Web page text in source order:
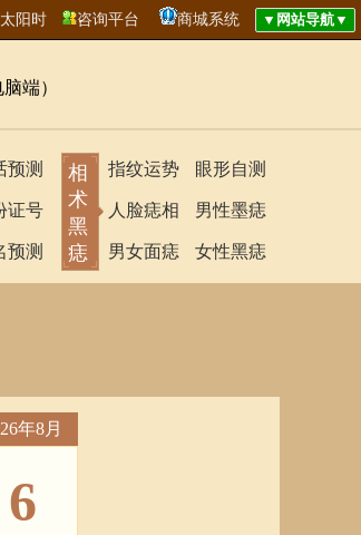
阳时 咨询平台 商城系统
端）
预测
证号
预测
相
术
黑
痣
指纹运势
人脸痣相
男女面痣
眼形自测
男性墨痣
女性黑痣
年8月
6